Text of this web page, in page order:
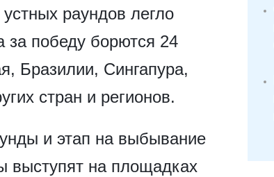
раундов легло
за победу борются 24
Бразилии, Сингапура,
стран и регионов.
и этап на выбывание
на площадках